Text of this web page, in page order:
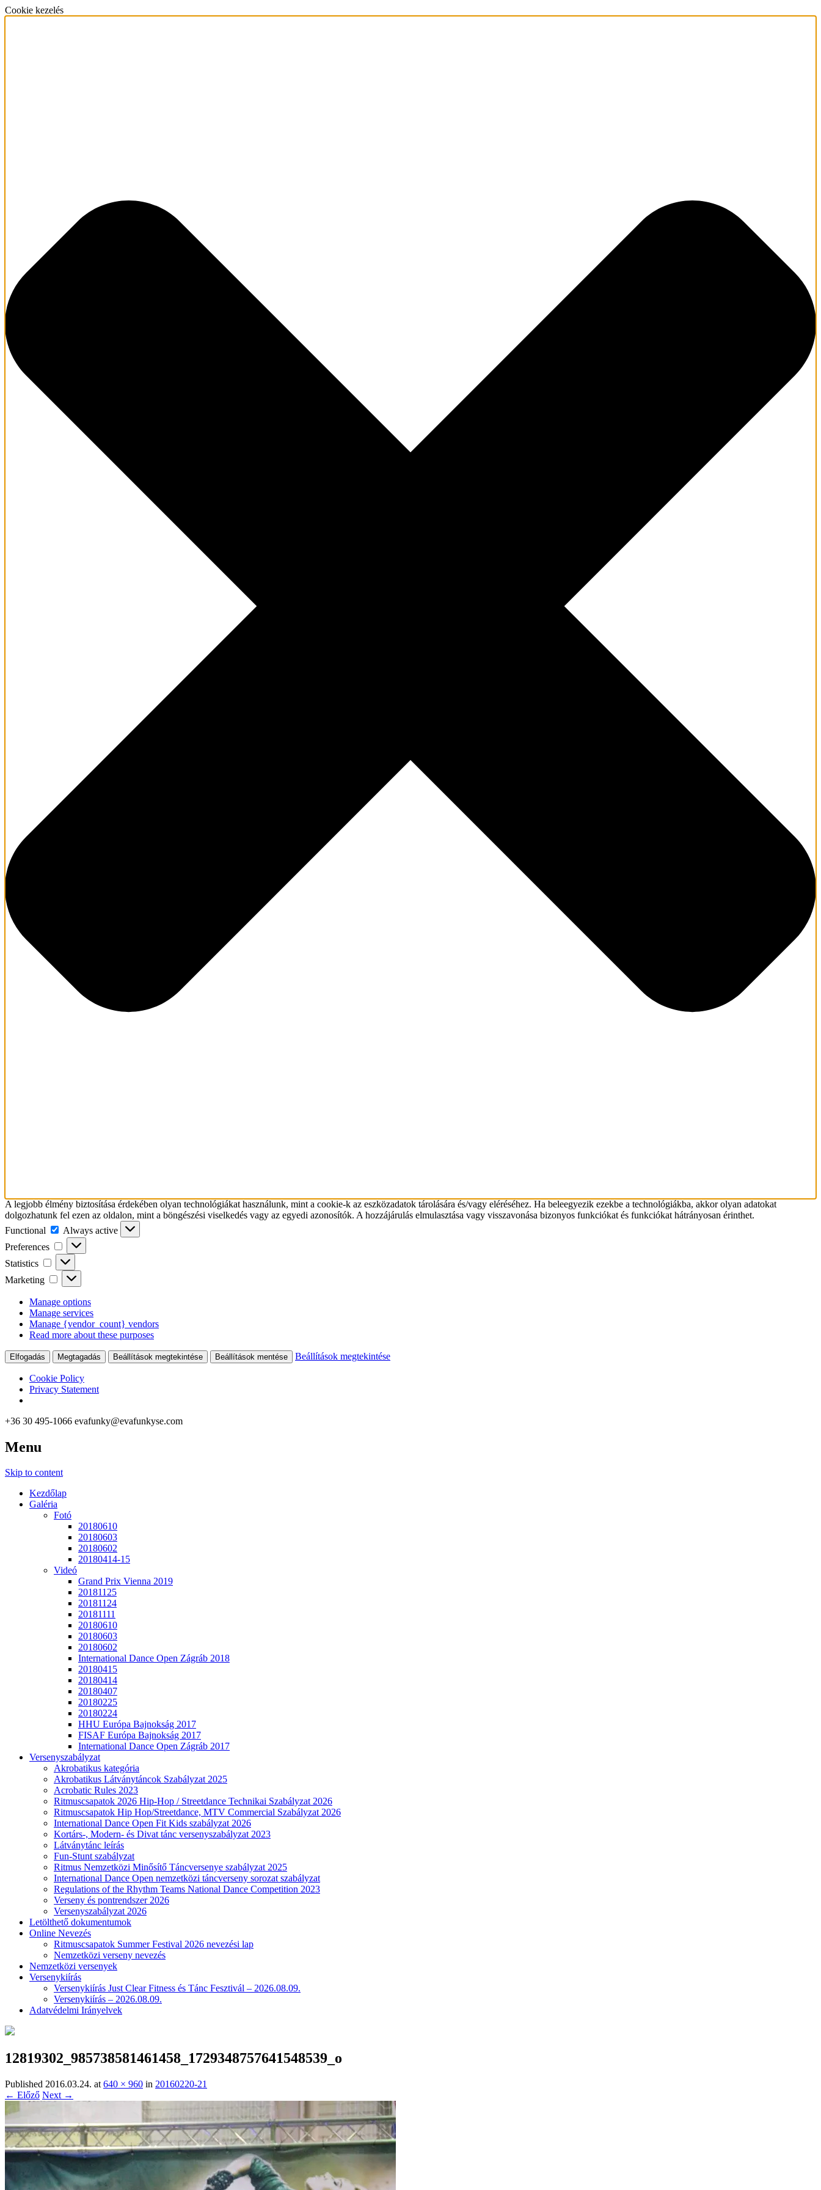
Cookie kezelés
A legjobb élmény biztosítása érdekében olyan technológiákat használunk, mint a cookie-k az eszközadatok tárolására és/vagy eléréséhez. Ha beleegyezik ezekbe a technológiákba, akkor olyan adatokat
dolgozhatunk fel ezen az oldalon, mint a böngészési viselkedés vagy az egyedi azonosítók. A hozzájárulás elmulasztása vagy visszavonása bizonyos funkciókat és funkciókat hátrányosan érinthet.
Functional
Functional
Always active
Preferences
Preferences
Statistics Statistics
Marketing Marketing
Manage options
Manage services
Manage {vendor_count} vendors
Read more about these purposes
Elfogadás Megtagadás Beállítások megtekintése Beállítások mentése Beállítások megtekintése
Cookie Policy
Privacy Statement
+36 30 495-1066 evafunky@evafunkyse.com
Ritmuscsapatok Országos Táncversenye és a Hip-Hop Unite Hungary közös oldala
Menu
Skip to content
Kezdőlap
Galéria
Fotó
20180610
20180603
20180602
20180414-15
Videó
Grand Prix Vienna 2019
20181125
20181124
20181111
20180610
20180603
20180602
International Dance Open Zágráb 2018
20180415
20180414
20180407
20180225
20180224
HHU Európa Bajnokság 2017
FISAF Európa Bajnokság 2017
International Dance Open Zágráb 2017
Versenyszabályzat
Akrobatikus kategória
Akrobatikus Látványtáncok Szabályzat 2025
Acrobatic Rules 2023
Ritmuscsapatok 2026 Hip-Hop / Streetdance Technikai Szabályzat 2026
Ritmuscsapatok Hip Hop/Streetdance, MTV Commercial Szabályzat 2026
International Dance Open Fit Kids szabályzat 2026
Kortárs-, Modern- és Divat tánc versenyszabályzat 2023
Látványtánc leírás
Fun-Stunt szabályzat
Ritmus Nemzetközi Minősítő Táncversenye szabályzat 2025
International Dance Open nemzetközi táncverseny sorozat szabályzat
Regulations of the Rhythm Teams National Dance Competition 2023
Verseny és pontrendszer 2026
Versenyszabályzat 2026
Letölthető dokumentumok
Online Nevezés
Ritmuscsapatok Summer Festival 2026 nevezési lap
Nemzetközi verseny nevezés
Nemzetközi versenyek
Versenykiírás
Versenykiírás Just Clear Fitness és Tánc Fesztivál – 2026.08.09.
Versenykiírás – 2026.08.09.
Adatvédelmi Irányelvek
12819302_985738581461458_1729348757641548539_o
Published 2016.03.24. at 640 × 960 in 20160220-21
← Előző Next →